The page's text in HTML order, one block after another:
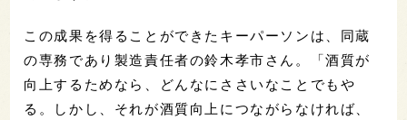
この成果を得ることができたキーパーソンは、同蔵
の専務であり製造責任者の鈴木孝市さん。「酒質が
向上するためなら、どんなにささいなことでもや
る。しかし、それが酒質向上につながらなければ、